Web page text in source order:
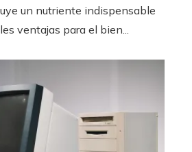
un nutriente indispensable
ventajas para el bien...